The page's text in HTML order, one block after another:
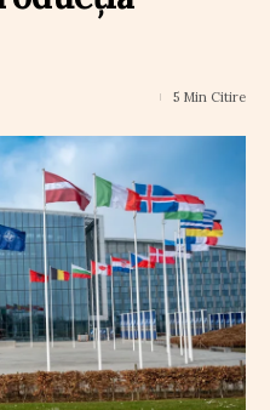
5 Min Citire